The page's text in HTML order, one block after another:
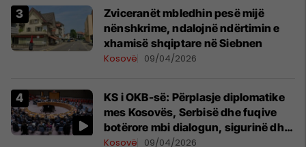
Zviceranët mbledhin pesë mijë
nënshkrime, ndalojnë ndërtimin e
xhamisë shqiptare në Siebnen
Kosovë 09/04/2026
KS i OKB-së: Përplasje diplomatike
mes Kosovës, Serbisë dhe fuqive
botërore mbi dialogun, sigurinë dhe
UNMIK-un
Kosovë 09/04/2026